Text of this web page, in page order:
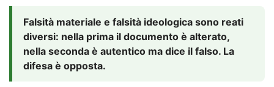
Falsità materiale e falsità ideologica sono reati
diversi: nella prima il documento è alterato,
nella seconda è autentico ma dice il falso. La
difesa è opposta.